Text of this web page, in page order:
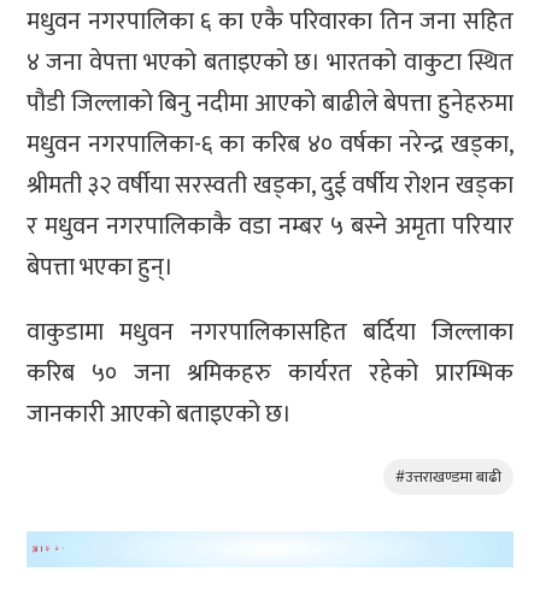
मधुवन नगरपालिका ६ का एकै परिवारका तिन जना सहित
४ जना वेपत्ता भएको बताइएको छ। भारतको वाकुटा स्थित
पौडी जिल्लाको बिनु नदीमा आएको बाढीले बेपत्ता हुनेहरुमा
मधुवन नगरपालिका-६ का करिब ४० वर्षका नरेन्द्र खड्का,
श्रीमती ३२ वर्षीया सरस्वती खड्का, दुई वर्षीय रोशन खड्का
र मधुवन नगरपालिकाकै वडा नम्बर ५ बस्ने अमृता परियार
बेपत्ता भएका हुन्।
वाकुडामा मधुवन नगरपालिकासहित बर्दिया जिल्लाका
करिब ५० जना श्रमिकहरु कार्यरत रहेको प्रारम्भिक
जानकारी आएको बताइएको छ।
#उत्तराखण्डमा बाढी